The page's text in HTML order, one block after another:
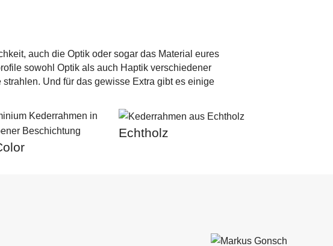
auch die Optik oder sogar das Material eures
sowohl Optik als auch Haptik verschiedener
Und für das gewisse Extra gibt es einige
Echtholz